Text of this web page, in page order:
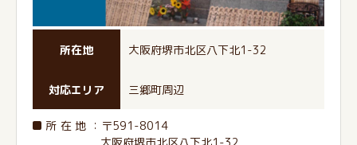
所在地 大阪府堺市北区八下北1-32
対応エリア 三郷町周辺
所在地 ：〒591-8014